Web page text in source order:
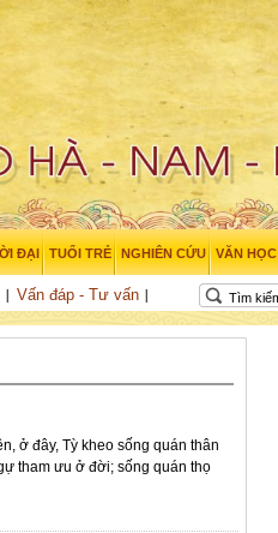
Vấn đáp - Tư vấn
ĐẠI TUỔI TRẺ NGHIÊN CỨU VĂN HỌC
ở đây, Tỳ kheo sống quán thân
tham ưu ở đời; sống quán thọ